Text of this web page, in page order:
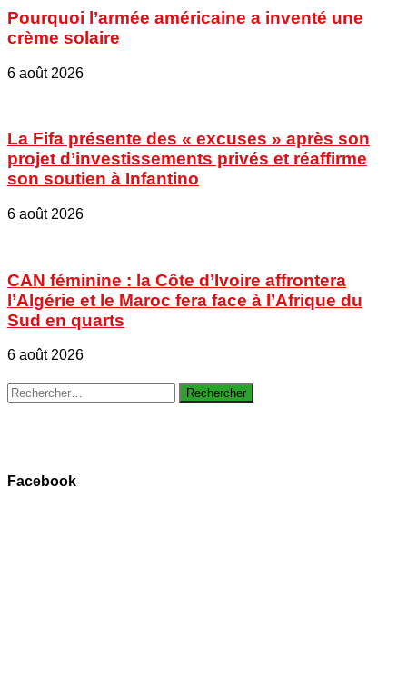
Pourquoi l’armée américaine a inventé une
crème solaire
6 août 2026
La Fifa présente des « excuses » après son
projet d’investissements privés et réaffirme
son soutien à Infantino
6 août 2026
CAN féminine : la Côte d’Ivoire affrontera
l’Algérie et le Maroc fera face à l’Afrique du
Sud en quarts
6 août 2026
Rechercher :
Facebook